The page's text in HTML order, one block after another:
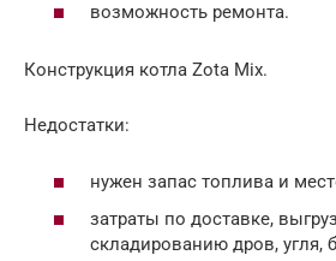
возможность ремонта.
Конструкция котла Zota Mix.
Недостатки:
нужен запас топлива и
затраты по доставке,
складированию дров, угля,